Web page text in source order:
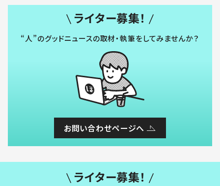
ライター募集！
“人”のグッドニュースの取材・執筆をしてみませんか？
お問い合わせページへ
ライター募集！